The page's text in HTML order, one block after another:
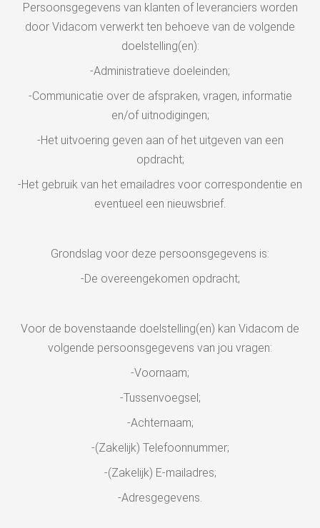
Persoonsgegevens van klanten of leveranciers worden
door Vidacom verwerkt ten behoeve van de volgende
doelstelling(en):
-Administratieve doeleinden;
-Communicatie over de afspraken, vragen, informatie
en/of uitnodigingen;
-Het uitvoering geven aan of het uitgeven van een
opdracht;
-Het gebruik van het emailadres voor correspondentie en
eventueel een nieuwsbrief.
Grondslag voor deze persoonsgegevens is:
-De overeengekomen opdracht;
Voor de bovenstaande doelstelling(en) kan Vidacom de
volgende persoonsgegevens van jou vragen:
-Voornaam;
-Tussenvoegsel;
-Achternaam;
-(Zakelijk) Telefoonnummer;
-(Zakelijk) E-mailadres;
-Adresgegevens.